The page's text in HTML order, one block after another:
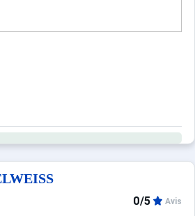
(lits de 160cm x 200cm) en suite
au sol (pompe à chaleur),
places de parking extérieures, 2
0/5 Avis